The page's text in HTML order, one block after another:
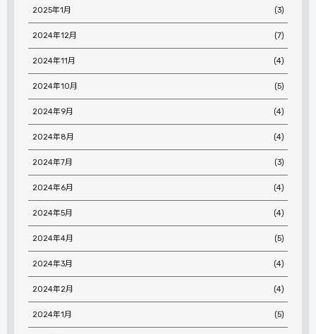
2025年1月 (3)
2024年12月 (7)
2024年11月 (4)
2024年10月 (5)
2024年9月 (4)
2024年8月 (4)
2024年7月 (3)
2024年6月 (4)
2024年5月 (4)
2024年4月 (5)
2024年3月 (4)
2024年2月 (4)
2024年1月 (5)